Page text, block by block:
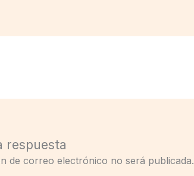
respuesta
de correo electrónico no será publicada.